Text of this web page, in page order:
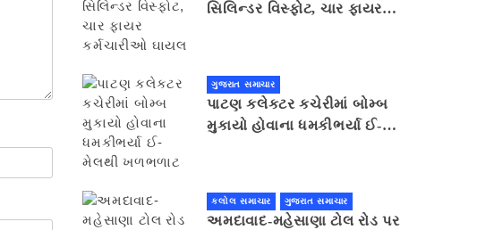
સિલિન્ડર વિસ્ફોટ, ચાર ફાયર
ગુજરાત સમાચાર
પાટણ કલેકટર કચેરીમાં બોમ્બ
મુકાયો હોવાના ધમકીભર્યા ઈ-
કલોલ સમાચાર ગુજરાત સમાચાર
અમદાવાદ-મહેસાણા ટોલ રોડ પર